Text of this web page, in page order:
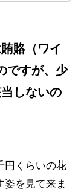
賂（ワイ
すが、 少
しないの
円くらいの花
を見て来ま